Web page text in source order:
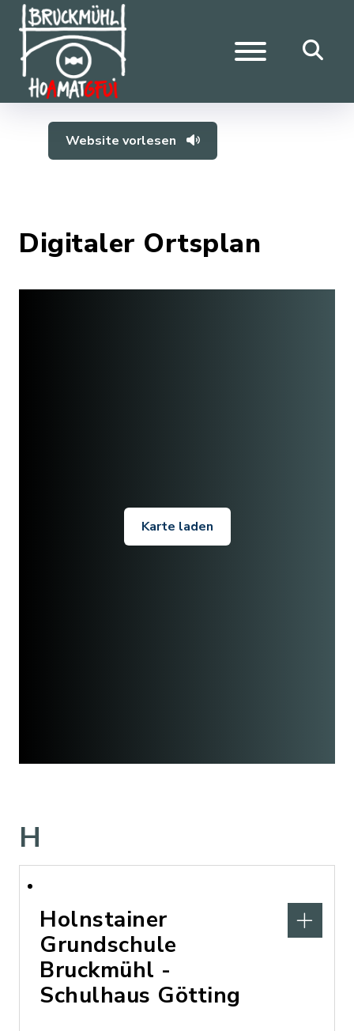
Website vorlesen
Digitaler Ortsplan
Karte laden
H
Holnstainer
Grundschule
Bruckmühl -
Schulhaus Götting